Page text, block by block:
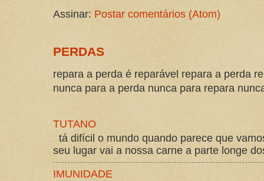
Assinar: Postar comentários (Atom)
PERDAS
repara a perda é reparável repara a perda
nunca para a perda nunca para repara
TUTANO
tá difícil o mundo quando parece que
seu lugar vai a nossa carne a parte longe
IMUNIDADE